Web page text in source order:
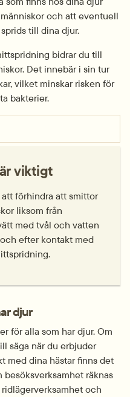
och att eventuell
till dina djur.
bidrar du till
Det innebär i sin tur
vilket minskar risken för
bakterier.
viktigt
förhindra att smittor
liksom från
med tvål och vatten
efter kontakt med
djur
för alla som har djur. Om
säga när du erbjuder
med dina hästar finns det
besöksverksamhet räknas
och